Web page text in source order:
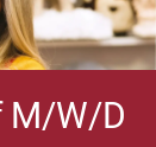
M/W/D